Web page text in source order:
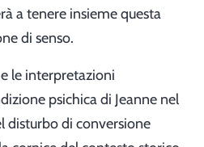
a tenere insieme questa
di senso.
le interpretazioni
psichica di Jeanne nel
disturbo di conversione